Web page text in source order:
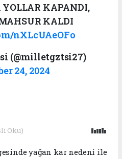
KAPANDI,
KALDI
nXLcUAeOFo
(@milletgztsi27)
24, 2024
Oku)
yağan kar nedeni ile